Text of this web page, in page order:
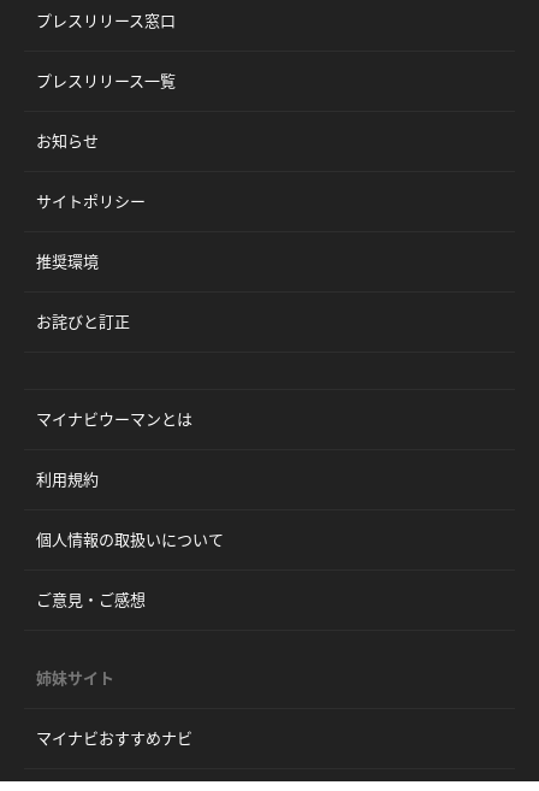
プレスリリース窓口
プレスリリース一覧
お知らせ
サイトポリシー
推奨環境
お詫びと訂正
マイナビウーマンとは
利用規約
個人情報の取扱いについて
ご意見・ご感想
姉妹サイト
マイナビおすすめナビ